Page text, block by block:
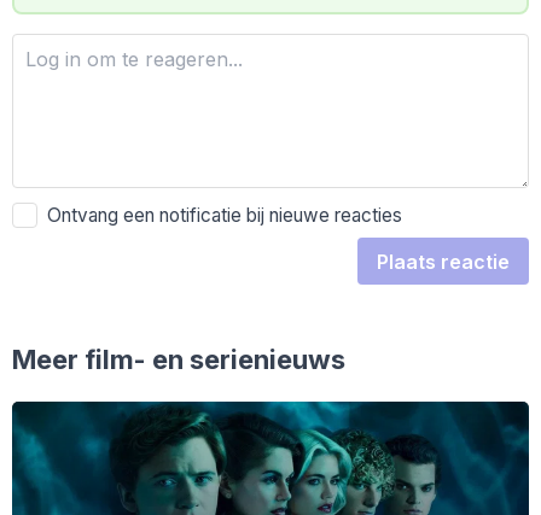
Ontvang een notificatie bij nieuwe reacties
Plaats reactie
Meer film- en serienieuws